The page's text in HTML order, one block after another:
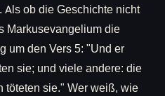
ob die Geschichte nicht
Markusevangelium die
um den Vers 5: "Und er
sie; und viele andere: die
töteten sie." Wer weiß, wie